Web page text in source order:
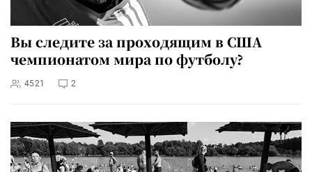
Вы следите за проходящим в США
чемпионатом мира по футболу?
4521 2